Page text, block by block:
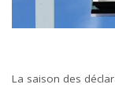
La saison des